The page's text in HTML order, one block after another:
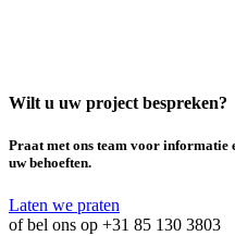
Wilt u uw project bespreken?
Praat met ons team voor informatie
uw behoeften.
Laten we praten
of bel ons op +31 85 130 3803